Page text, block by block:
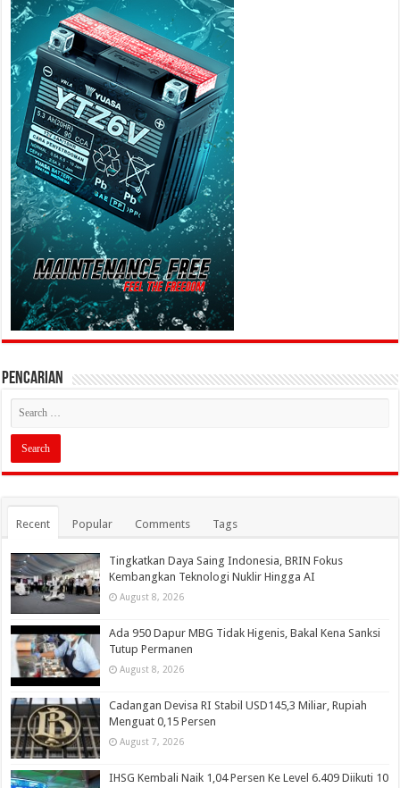
PENCARIAN
Recent Popular Comments Tags
Tingkatkan Daya Saing Indonesia, BRIN Fokus
Kembangkan Teknologi Nuklir Hingga AI
August 8, 2026
Ada 950 Dapur MBG Tidak Higenis, Bakal Kena Sanksi
Tutup Permanen
August 8, 2026
Cadangan Devisa RI Stabil USD145,3 Miliar, Rupiah
Menguat 0,15 Persen
August 7, 2026
IHSG Kembali Naik 1,04 Persen Ke Level 6.409 Diikuti 10